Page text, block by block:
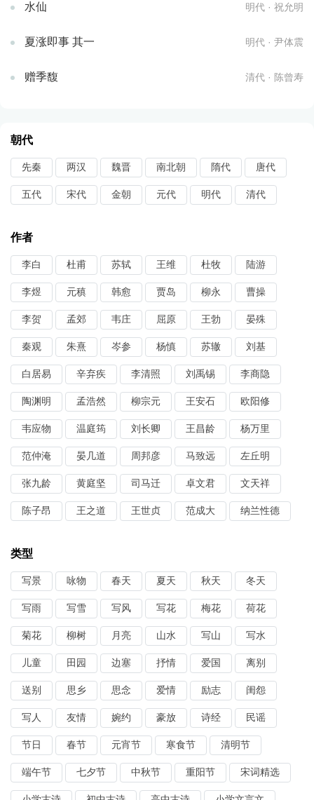
水仙 明代 · 祝允明
夏涨即事 其一 明代 · 尹体震
赠季馥 清代 · 陈曾寿
朝代
先秦 两汉 魏晋 南北朝 隋代 唐代
五代 宋代 金朝 元代 明代 清代
作者
李白 杜甫 苏轼 王维 杜牧 陆游
李煜 元稹 韩愈 贾岛 柳永 曹操
李贺 孟郊 韦庄 屈原 王勃 晏殊
秦观 朱熹 岑参 杨慎 苏辙 刘基
白居易 辛弃疾 李清照 刘禹锡 李商隐
陶渊明 孟浩然 柳宗元 王安石 欧阳修
韦应物 温庭筠 刘长卿 王昌龄 杨万里
范仲淹 晏几道 周邦彦 马致远 左丘明
张九龄 黄庭坚 司马迁 卓文君 文天祥
陈子昂 王之道 王世贞 范成大 纳兰性德
类型
写景 咏物 春天 夏天 秋天 冬天
写雨 写雪 写风 写花 梅花 荷花
菊花 柳树 月亮 山水 写山 写水
儿童 田园 边塞 抒情 爱国 离别
送别 思乡 思念 爱情 励志 闺怨
写人 友情 婉约 豪放 诗经 民谣
节日 春节 元宵节 寒食节 清明节
端午节 七夕节 中秋节 重阳节 宋词精选